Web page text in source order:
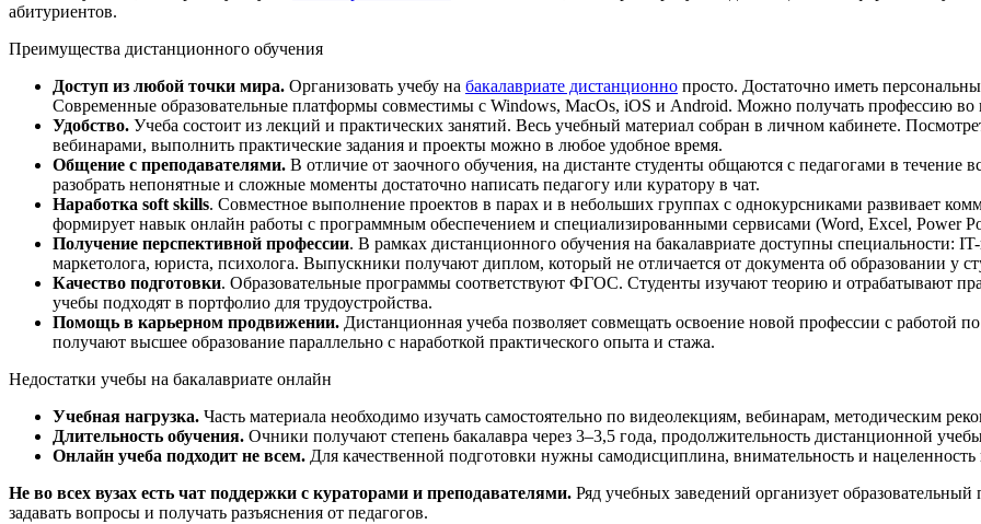
абитуриентов.
Преимущества дистанционного обучения
Доступ из любой точки мира. Организовать учебу на бакалавриате дистанционно просто. Достаточно иметь
Современные образовательные платформы совместимы с Windows, MacOs, iOS и Android. Можно получать профессию во
Удобство. Учеба состоит из лекций и практических занятий. Весь учебный материал собран в личном кабинете.
вебинарами, выполнить практические задания и проекты можно в любое удобное время.
Общение с преподавателями. В отличие от заочного обучения, на дистанте студенты общаются с педагогами в течение
разобрать непонятные и сложные моменты достаточно написать педагогу или куратору в чат.
Наработка soft skills. Совместное выполнение проектов в парах и в небольших группах с однокурсниками развивает
формирует навык онлайн работы с программным обеспечением и специализированными сервисами (Word, Excel, Power
Получение перспективной профессии. В рамках дистанционного обучения на бакалавриате доступны специальности:
маркетолога, юриста, психолога. Выпускники получают диплом, который не отличается от документа об образовании у
Качество подготовки. Образовательные программы соответствуют ФГОС. Студенты изучают теорию и отрабатывают
учебы подходят в портфолио для трудоустройства.
Помощь в карьерном продвижении. Дистанционная учеба позволяет совмещать освоение новой профессии с работой
получают высшее образование параллельно с наработкой практического опыта и стажа.
Недостатки учебы на бакалавриате онлайн
Учебная нагрузка. Часть материала необходимо изучать самостоятельно по видеолекциям, вебинарам, методическим
Длительность обучения. Очники получают степень бакалавра через 3–3,5 года, продолжительность дистанционной
Онлайн учеба подходит не всем. Для качественной подготовки нужны самодисциплина, внимательность и нацеленность
Не во всех вузах есть чат поддержки с кураторами и преподавателями. Ряд учебных заведений организует
задавать вопросы и получать разъяснения от педагогов.